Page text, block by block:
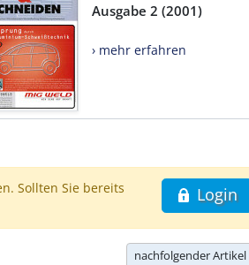
Ausgabe 2 (2001)
› mehr erfahren
Login
Sollten Sie bereits
nachfolgender Artikel